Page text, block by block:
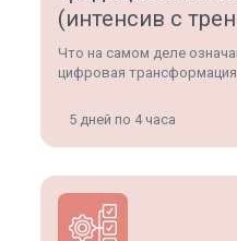
(интенсив с
Что на самом деле
цифровая трансформация
5 дней по 4 часа